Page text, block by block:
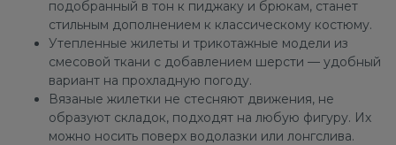
подобранный в тон к пиджаку и брюкам, станет
стильным дополнением к классическому костюму.
Утепленные жилеты и трикотажные модели из
смесовой ткани с добавлением шерсти — удобный
вариант на прохладную погоду.
Вязаные жилетки не стесняют движения, не
образуют складок, подходят на любую фигуру. Их
можно носить поверх водолазки или лонгслива.